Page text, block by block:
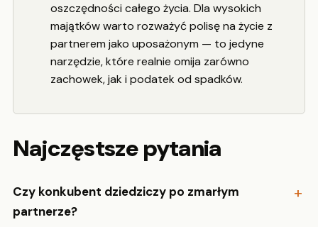
oszczędności całego życia. Dla wysokich
majątków warto rozważyć polisę na życie z
partnerem jako uposażonym — to jedyne
narzędzie, które realnie omija zarówno
zachowek, jak i podatek od spadków.
Najczęstsze pytania
Czy konkubent dziedziczy po zmarłym
partnerze?